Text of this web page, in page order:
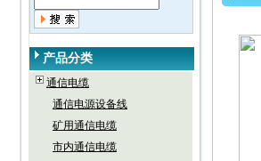
产品分类
通信电缆
通信电源设备线
矿用通信电缆
市内通信电缆